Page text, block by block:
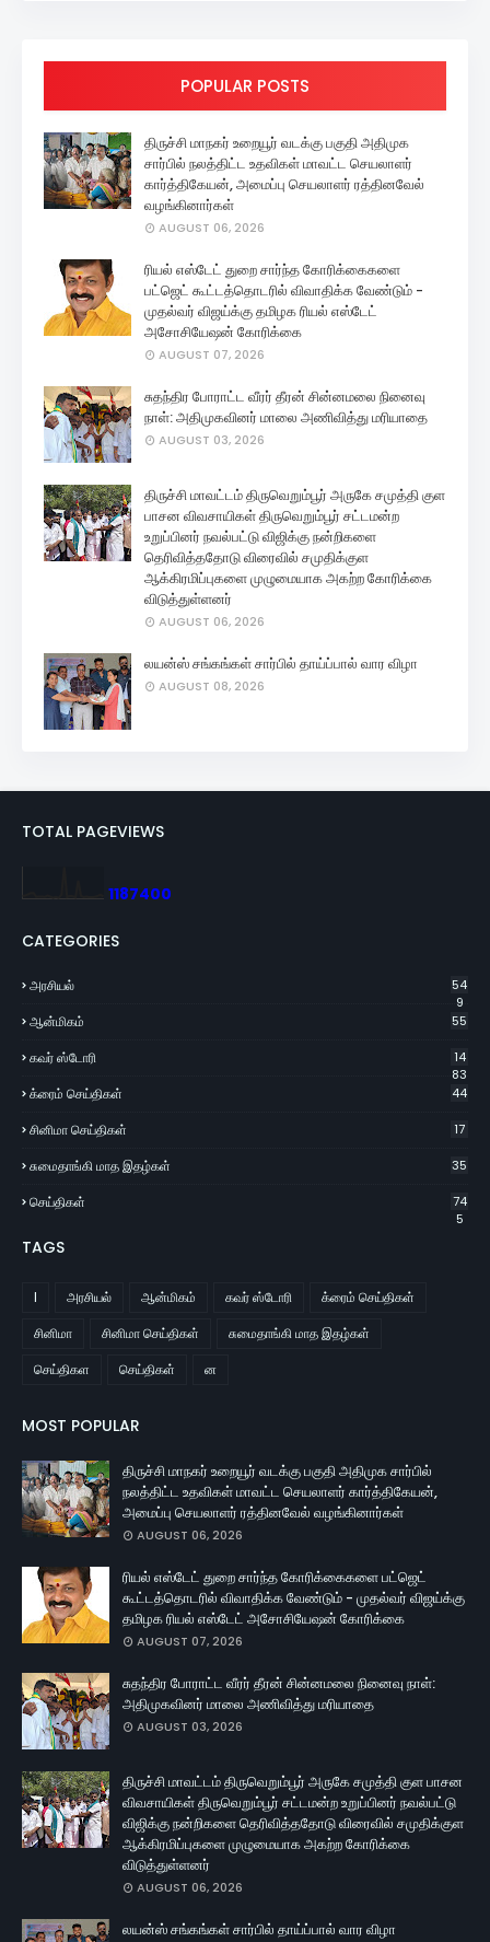
POPULAR POSTS
திருச்சி மாநகர் உறையூர் வடக்கு பகுதி அதிமுக
சார்பில் நலத்திட்ட உதவிகள் மாவட்ட செயலாளர்
கார்த்திகேயன், அமைப்பு செயலாளர் ரத்தினவேல்
வழங்கினார்கள்
AUGUST 06, 2026
ரியல் எஸ்டேட் துறை சார்ந்த கோரிக்கைகளை
பட்ஜெட் கூட்டத்தொடரில் விவாதிக்க வேண்டும் -
முதல்வர் விஜய்க்கு தமிழக ரியல் எஸ்டேட்
அசோசியேஷன் கோரிக்கை
AUGUST 07, 2026
சுதந்திர போராட்ட வீரர் தீரன் சின்னமலை நினைவு
நாள்: அதிமுகவினர் மாலை அணிவித்து மரியாதை
AUGUST 03, 2026
திருச்சி மாவட்டம் திருவெறும்பூர் அருகே சமுத்தி குள
பாசன விவசாயிகள் திருவெறும்பூர் சட்டமன்ற
உறுப்பினர் நவல்பட்டு விஜிக்கு நன்றிகளை
தெரிவித்ததோடு விரைவில் சமுதிக்குள
ஆக்கிரமிப்புகளை முழுமையாக அகற்ற கோரிக்கை
விடுத்துள்ளனர்
AUGUST 06, 2026
லயன்ஸ் சங்கங்கள் சார்பில் தாய்ப்பால் வார விழா
AUGUST 08, 2026
TOTAL PAGEVIEWS
1187400
CATEGORIES
அரசியல்
54
9
ஆன்மிகம் 55
கவர் ஸ்டோரி
14
83
க்ரைம் செய்திகள் 44
சினிமா செய்திகள் 17
சுமைதாங்கி மாத இதழ்கள் 35
செய்திகள்
74
5
TAGS
l அரசியல் ஆன்மிகம் கவர் ஸ்டோரி
க்ரைம் செய்திகள்
சினிமா
சினிமா செய்திகள்
சுமைதாங்கி மாத இதழ்கள்
செய்திகள
செய்திகள் ன
MOST POPULAR
திருச்சி மாநகர் உறையூர் வடக்கு பகுதி அதிமுக சார்பில்
நலத்திட்ட உதவிகள் மாவட்ட செயலாளர் கார்த்திகேயன்,
அமைப்பு செயலாளர் ரத்தினவேல் வழங்கினார்கள்
AUGUST 06, 2026
ரியல் எஸ்டேட் துறை சார்ந்த கோரிக்கைகளை பட்ஜெட்
கூட்டத்தொடரில் விவாதிக்க வேண்டும் - முதல்வர் விஜய்க்கு
தமிழக ரியல் எஸ்டேட் அசோசியேஷன் கோரிக்கை
AUGUST 07, 2026
சுதந்திர போராட்ட வீரர் தீரன் சின்னமலை நினைவு நாள்:
அதிமுகவினர் மாலை அணிவித்து மரியாதை
AUGUST 03, 2026
திருச்சி மாவட்டம் திருவெறும்பூர் அருகே சமுத்தி குள பாசன
விவசாயிகள் திருவெறும்பூர் சட்டமன்ற உறுப்பினர் நவல்பட்டு
விஜிக்கு நன்றிகளை தெரிவித்ததோடு விரைவில் சமுதிக்குள
ஆக்கிரமிப்புகளை முழுமையாக அகற்ற கோரிக்கை
விடுத்துள்ளனர்
AUGUST 06, 2026
லயன்ஸ் சங்கங்கள் சார்பில் தாய்ப்பால் வார விழா